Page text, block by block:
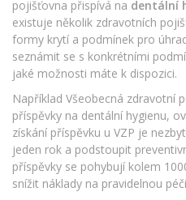
pojišťovna přispívá na dentální
existuje několik zdravotních
formy krytí a podmínek pro
seznámit se s konkrétními
jaké možnosti máte k dispozici.
Například Všeobecná zdravotní
příspěvky na dentální hygienu,
získání příspěvku u VZP je
jeden rok a podstoupit
příspěvky se pohybují kolem
snížit náklady na pravidelnou